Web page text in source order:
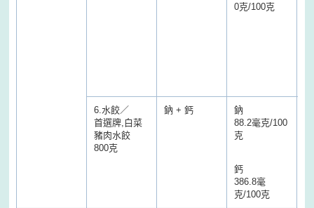
0克/100克
6.水餃／
首選牌,白菜
豬肉水餃
800克
鈉 + 鈣
鈉
88.2毫克/100
克
鈣
386.8毫
克/100克